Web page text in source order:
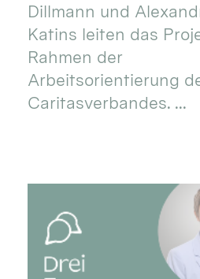
Dillmann und
Katins leiten das
Rahmen der
Arbeitsorientierung
Caritasverbandes. ...